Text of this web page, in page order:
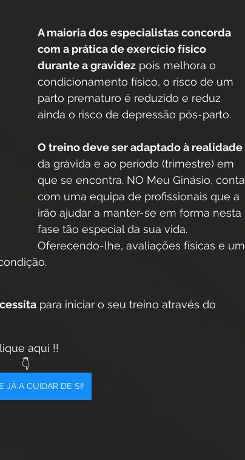
A maioria dos especialistas concorda
com a prática de exercício físico
durante a gravidez pois melhora o
condicionamento físico, o risco de um
parto prematuro é reduzido e reduz
ainda o risco de depressão pós-parto.
O treino deve ser adaptado à realidade
da grávida e ao período (trimestre) em
que se encontra. NO Meu Ginásio, conta
com uma equipa de profissionais que a
irão ajudar a manter-se em forma nesta
fase tão especial da sua vida.
Oferecendo-lhe, avaliações físicas e um
para iniciar o seu treino através do
aqui !!
👇
JÁ A CUIDAR DE SI!